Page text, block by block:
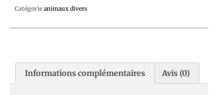
Catégorie animaux divers
Informations complémentaires Avis (0)